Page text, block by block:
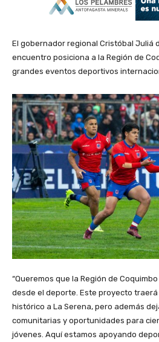
El gobernador regional Cristóbal Juliá
encuentro posiciona a la Región de
grandes eventos deportivos
“Queremos que la Región de
desde el deporte. Este proyecto
histórico a La Serena, pero además
comunitarias y oportunidades para
jóvenes. Aquí estamos apoyando